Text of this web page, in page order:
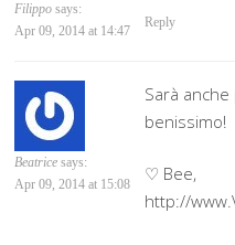
Filippo says:
Apr 09, 2014 at 14:47
Reply
Beatrice says:
Apr 09, 2014 at 15:08
Sarà
benissimo!
♡ Bee,
http://